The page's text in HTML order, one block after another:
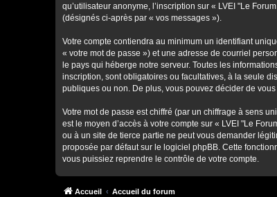
qu’utilisateur anonyme, l’inscription sur « LVEI "Le
(désignés ci-après par « vos messages »).
Votre compte contiendra au minimum un identifiant
« votre mot de passe ») et une adresse de courriel
le pays qui héberge notre serveur. Toutes les
inscription, sont obligatoires ou facultatives, à la seule
publiques ou non. De plus, vous pouvez décider de
Votre mot de passe est chiffré (par un chiffrage à sens
est le moyen d’accès à votre compte sur « LVEI "Le
ou à un site de tierce partie ne peut vous demander
proposée par défaut sur le logiciel phpBB. Cette
vous puissiez reprendre le contrôle de votre compte.
Accueil Accueil du forum